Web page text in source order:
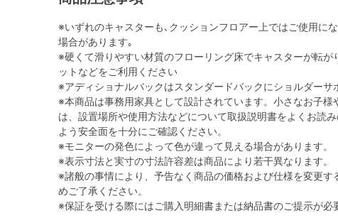
※いずれのキャスターも､クッションフロアー上ではご使用に
場合があります｡
※硬くて滑りやすい材質のフローリング床でキャスターが転が
ットなどをご利用ください
※アディショナルバックはスタンダードバックにショルダーサ
※本商品は事務用家具として設計されています。小さなお子様
は、設置場所や使用方法などについて取扱説明書をよくお読
よう安全面を十分にご確認ください。
※モニターの発色によって色が違って見える場合があります。
※表示寸法と実寸の寸法許容差は商品により若干異なります。
※諸般の事情により、予告なく商品の価格および仕様を変更す
めご了承ください。
※保証を受ける際にはご購入明細書または納品書のご提示が必